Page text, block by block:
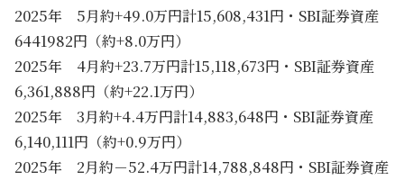
2025年 5月約+49.0万円計15,608,431円・SBI証券資産
6441982円（約+8.0万円）
2025年 4月約+23.7万円計15,118,673円・SBI証券資産
6,361,888円（約+22.1万円）
2025年 3月約+4.4万円計14,883,648円・SBI証券資産
6,140,111円（約+0.9万円）
2025年 2月約－52.4万円計14,788,848円・SBI証券資産